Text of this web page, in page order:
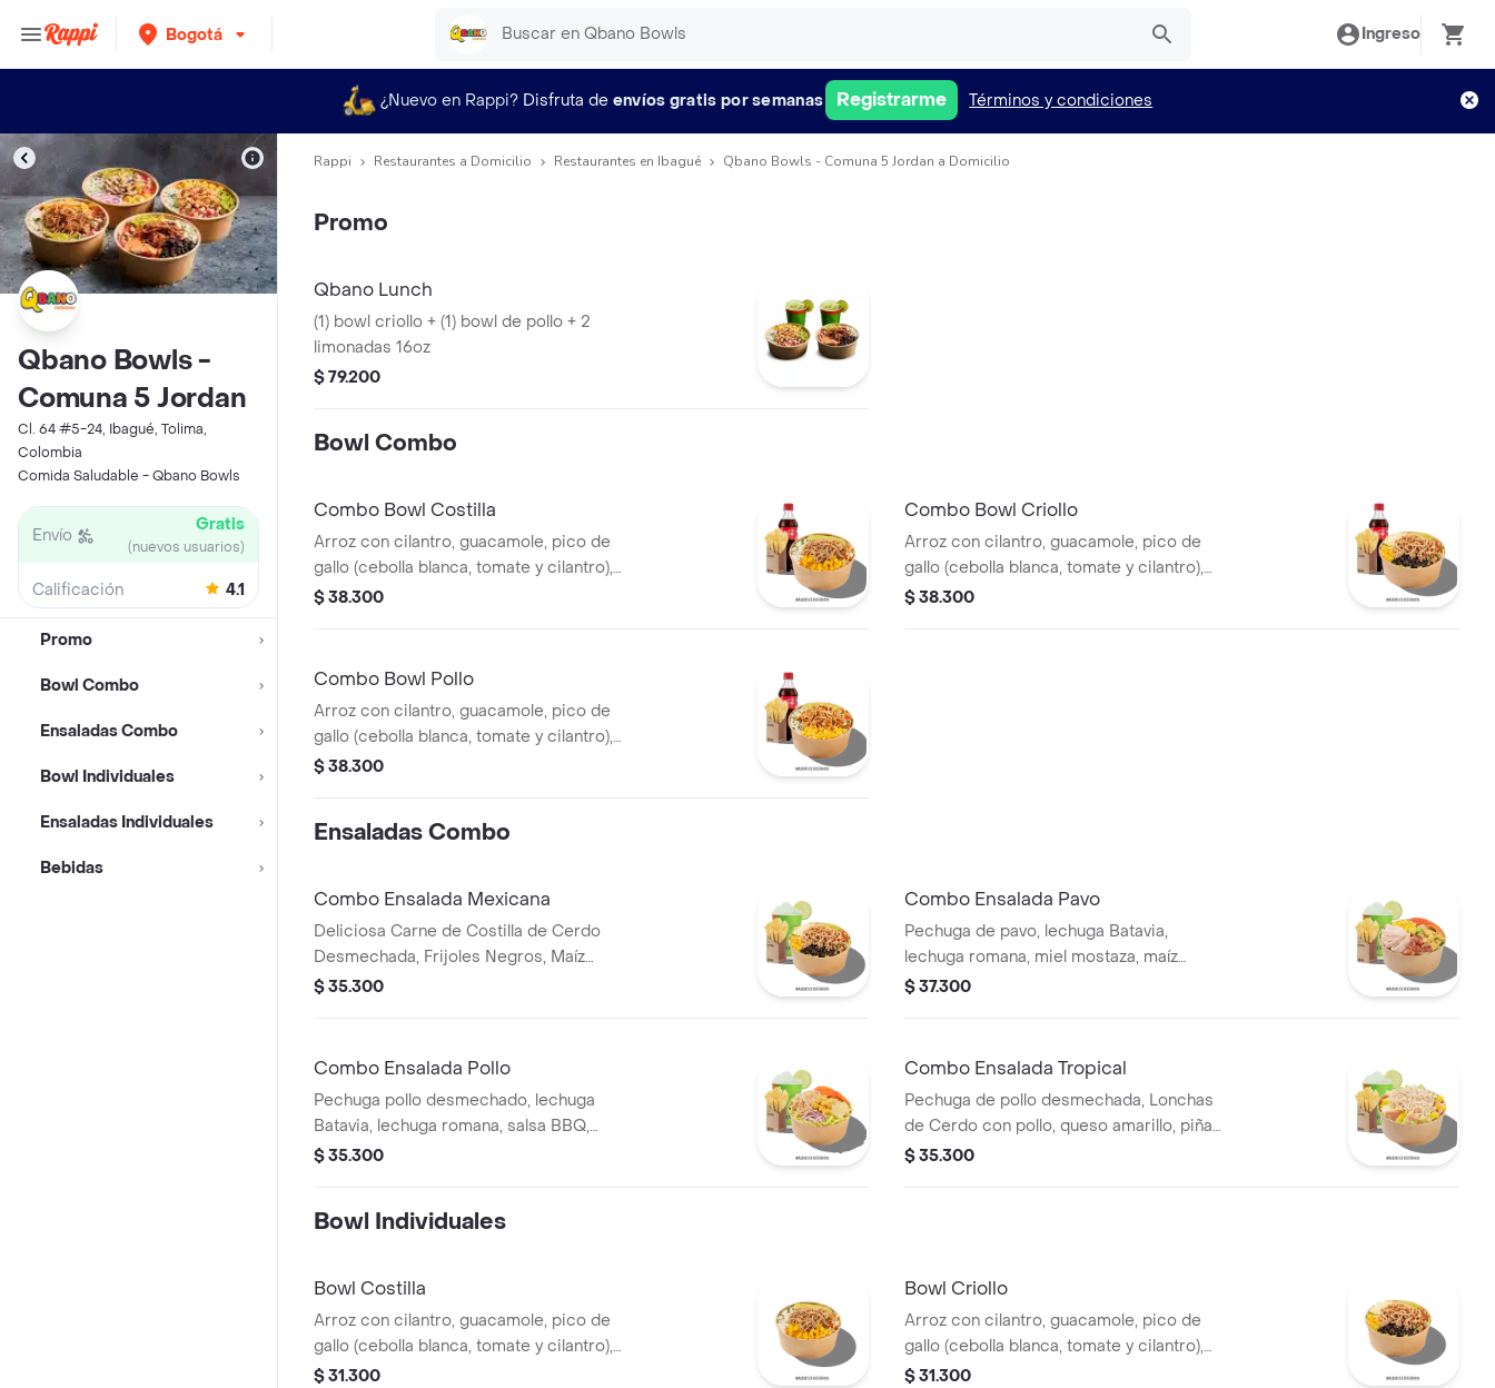
Bogotá Ingreso
¿Nuevo en Rappi? Disfruta de envíos gratis por semanas Registrarme Términos y condiciones
Qbano Bowls -
Comuna 5 Jordan
Cl. 64 #5-24, Ibagué, Tolima,
Colombia
Comida Saludable - Qbano Bowls
Envío Gratis
(nuevos usuarios)
Calificación 4.1
Promo
Bowl Combo
Ensaladas Combo
Bowl Individuales
Ensaladas Individuales
Bebidas
Rappi Restaurantes a Domicilio Restaurantes en Ibagué Qbano Bowls - Comuna 5 Jordan a Domicilio
Promo
Qbano Lunch
(1) bowl criollo + (1) bowl de pollo + 2
limonadas 16oz
$ 79.200
Bowl Combo
Combo Bowl Costilla
Arroz con cilantro, guacamole, pico de
gallo (cebolla blanca, tomate y cilantro),
piña calada asada y costilla de cerdo
$ 38.300
Combo Bowl Criollo
Arroz con cilantro, guacamole, pico de
gallo (cebolla blanca, tomate y cilantro),
carne de res desmechada, hogo, chorizo
$ 38.300
Combo Bowl Pollo
Arroz con cilantro, guacamole, pico de
gallo (cebolla blanca, tomate y cilantro),
maíz tierno, hogo y pechuga de pollo
$ 38.300
Ensaladas Combo
Combo Ensalada Mexicana
Deliciosa Carne de Costilla de Cerdo
Desmechada, Frijoles Negros, Maíz
tierno, Queso mozzarella, Guacamole,
$ 35.300
Combo Ensalada Pavo
Pechuga de pavo, lechuga Batavia,
lechuga romana, miel mostaza, maíz
tierno, tomate chonto, croutones y
$ 37.300
Combo Ensalada Pollo
Pechuga pollo desmechado, lechuga
Batavia, lechuga romana, salsa BBQ,
tomate chonto, queso mozzarella, cebolla
$ 35.300
Combo Ensalada Tropical
Pechuga de pollo desmechada, Lonchas
de Cerdo con pollo, queso amarillo, piña
calada, lechuga batavia y mayonesa.
$ 35.300
Bowl Individuales
Bowl Costilla
Arroz con cilantro, guacamole, pico de
gallo (cebolla blanca, tomate y cilantro),
piña calada asada y costilla de cerdo
$ 31.300
Bowl Criollo
Arroz con cilantro, guacamole, pico de
gallo (cebolla blanca, tomate y cilantro),
carne de res desmechada, hogo, chorizo
$ 31.300